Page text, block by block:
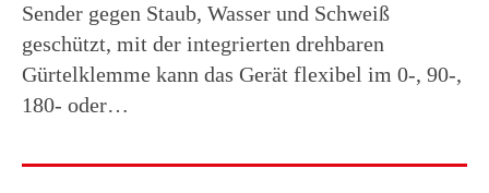
Sender gegen Staub, Wasser und Schweiß
geschützt, mit der integrierten drehbaren
Gürtelklemme kann das Gerät flexibel im 0-, 90-,
180- oder…